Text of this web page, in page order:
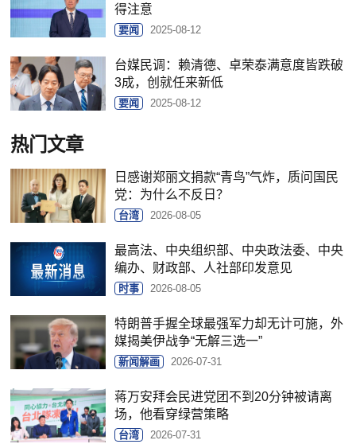
得注意
要闻 2025-08-12
台媒民调：赖清德、卓荣泰满意度皆跌破
3成，创就任来新低
要闻 2025-08-12
热门文章
日感谢郑丽文捐款“青鸟”气炸，质问国民
党：为什么不反日？
台湾 2026-08-05
最高法、中央组织部、中央政法委、中央
编办、财政部、人社部印发意见
时事 2026-08-05
特朗普手握全球最强军力却无计可施，外
媒揭美伊战争“无解三选一”
新闻解画 2026-07-31
蒋万安拜会民进党团不到20分钟被请离
场，他看穿绿营策略
台湾 2026-07-31